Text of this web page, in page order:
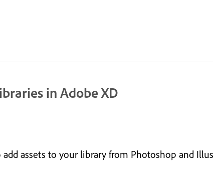
in Adobe XD
assets to your library from Photoshop and